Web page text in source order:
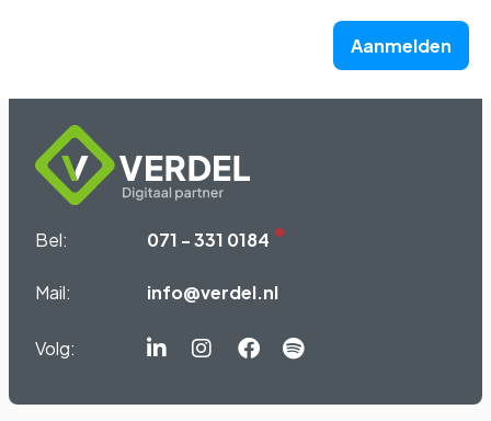
Aanmelden
Bel: 071 - 331 0184
Mail: info@verdel.nl
Volg:
Linkedin-Instagram
Facebook
Spotify